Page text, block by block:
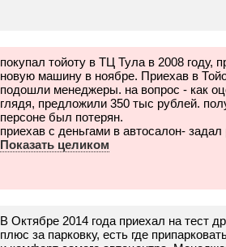
покупал тойоту в ТЦ Тула в 2008 году,
новую машину в ноябре. Приехав в
подошли менеджеры. на вопрос - как
глядя, предложили 350 тыс рублей.
персоне был потерян.
приехав с деньгами в автосалон-
Показать целиком
В Октябре 2014 года приехал на тест
плюс за парковку, есть где